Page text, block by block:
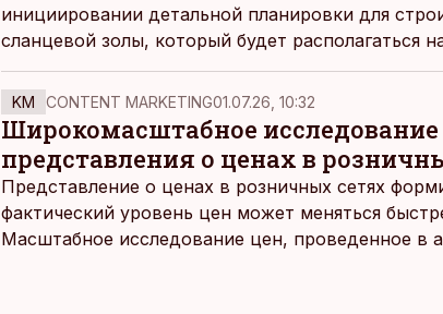
инициировании детальной планировки для
сланцевой золы, который будет располагаться
выборе места расположения определяющим
золоотвала, уже имеющаяся инфраструктура, а
жилую среду, сообщает компания в пресс-релизе.
KM CONTENT MARKETING01.07.26, 10:32
Широкомасштабное исследование
представления о ценах в
Представление о ценах в розничных сетях
фактический уровень цен может меняться
Масштабное исследование цен, проведенное в